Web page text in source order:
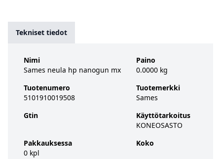
Tekniset tiedot
Nimi
Sames neula hp nanogun mx
Tuotenumero
5101910019508
Gtin
Pakkauksessa
0 kpl
Paino
0.0000 kg
Tuotemerkki
Sames
Käyttötarkoitus
KONEOSASTO
Koko